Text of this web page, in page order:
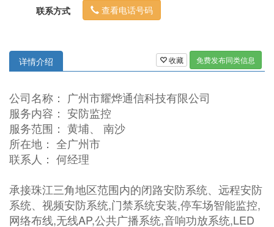
联系方式
查看电话号码
收藏 免费发布同类信息
详情介绍
公司名称： 广州市耀烨通信科技有限公司
服务内容： 安防监控
服务范围： 黄埔、 南沙
所在地： 全广州市
联系人： 何经理
承接珠江三角地区范围内的闭路安防系统、远程安防
系统、视频安防系统,门禁系统安装,停车场智能监控,
网络布线,无线AP,公共广播系统,音响功放系统,LED